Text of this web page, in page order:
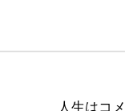
Next
人生はコ